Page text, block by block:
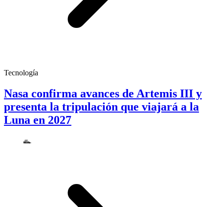
Tecnología
Nasa confirma avances de Artemis III y
presenta la tripulación que viajará a la
Luna en 2027